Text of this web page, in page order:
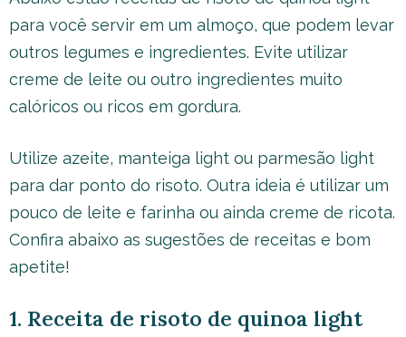
para você servir em um almoço, que podem levar
outros legumes e ingredientes. Evite utilizar
creme de leite ou outro ingredientes muito
calóricos ou ricos em gordura.
Utilize azeite, manteiga light ou parmesão light
para dar ponto do risoto. Outra ideia é utilizar um
pouco de leite e farinha ou ainda creme de ricota.
Confira abaixo as sugestões de receitas e bom
apetite!
1. Receita de risoto de quinoa light